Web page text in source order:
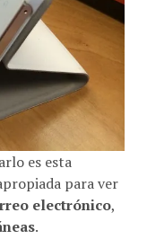
es esta
para ver
electrónico,
.